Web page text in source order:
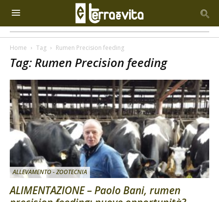
Home Tag Rumen Precision feeding
Tag: Rumen Precision feeding
ALLEVAMENTO - ZOOTECNIA
ALIMENTAZIONE – Paolo Bani, rumen